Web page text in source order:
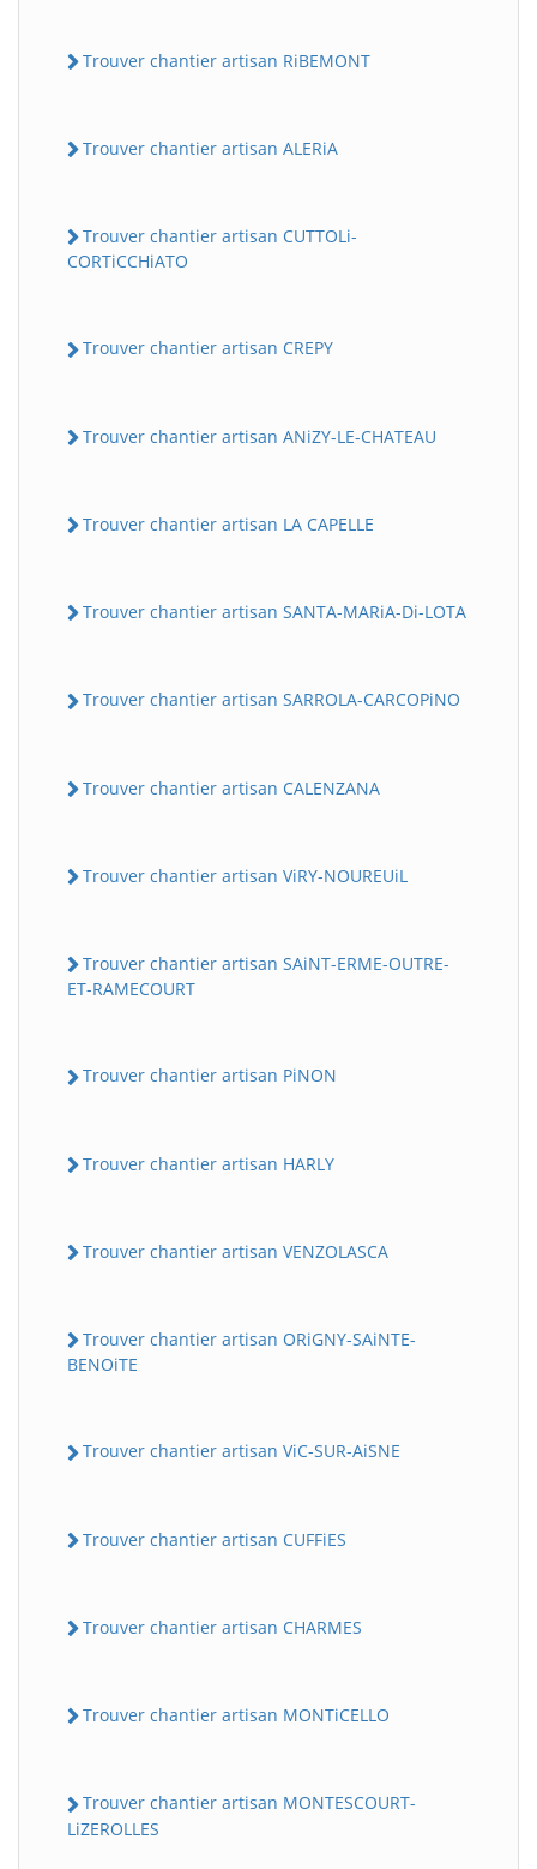
Trouver chantier artisan RiBEMONT
Trouver chantier artisan ALERiA
Trouver chantier artisan CUTTOLi-
CORTiCCHiATO
Trouver chantier artisan CREPY
Trouver chantier artisan ANiZY-LE-CHATEAU
Trouver chantier artisan LA CAPELLE
Trouver chantier artisan SANTA-MARiA-Di-LOTA
Trouver chantier artisan SARROLA-CARCOPiNO
Trouver chantier artisan CALENZANA
Trouver chantier artisan ViRY-NOUREUiL
Trouver chantier artisan SAiNT-ERME-OUTRE-
ET-RAMECOURT
Trouver chantier artisan PiNON
Trouver chantier artisan HARLY
Trouver chantier artisan VENZOLASCA
Trouver chantier artisan ORiGNY-SAiNTE-
BENOiTE
Trouver chantier artisan ViC-SUR-AiSNE
Trouver chantier artisan CUFFiES
Trouver chantier artisan CHARMES
Trouver chantier artisan MONTiCELLO
Trouver chantier artisan MONTESCOURT-
LiZEROLLES